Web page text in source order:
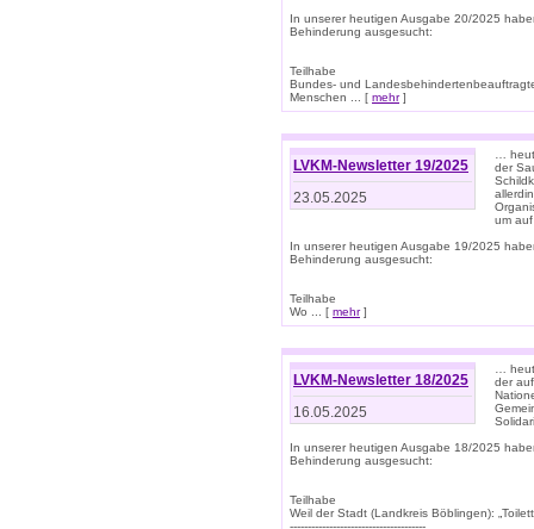
In unserer heutigen Ausgabe 20/2025
Behinderung ausgesucht:
Teilhabe
Bundes- und
Menschen ... [ mehr]
LVKM-Newsletter 19/2025
23.05.2025
…
der
um
In unserer heutigen Ausgabe 19/2025
Behinderung ausgesucht:
Teilhabe
Wo ... [ mehr]
LVKM-Newsletter 18/2025
16.05.2025
…
der
In unserer heutigen Ausgabe 18/2025
Behinderung ausgesucht:
Teilhabe
Weil der Stadt (Landkreis Böblingen):
--------------------------------------